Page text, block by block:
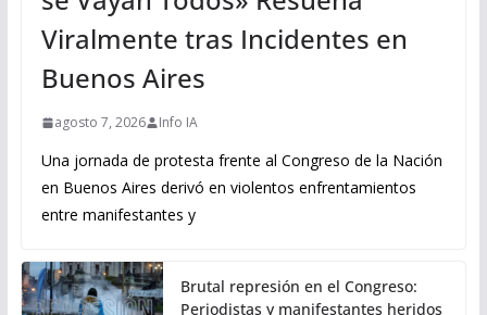
Viralmente tras Incidentes en
Buenos Aires
agosto 7, 2026 Info IA
Una jornada de protesta frente al Congreso de la Nación
en Buenos Aires derivó en violentos enfrentamientos
entre manifestantes y
Brutal represión en el Congreso:
Periodistas y manifestantes heridos